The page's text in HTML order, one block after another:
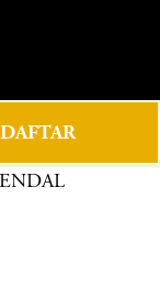
DAFTAR